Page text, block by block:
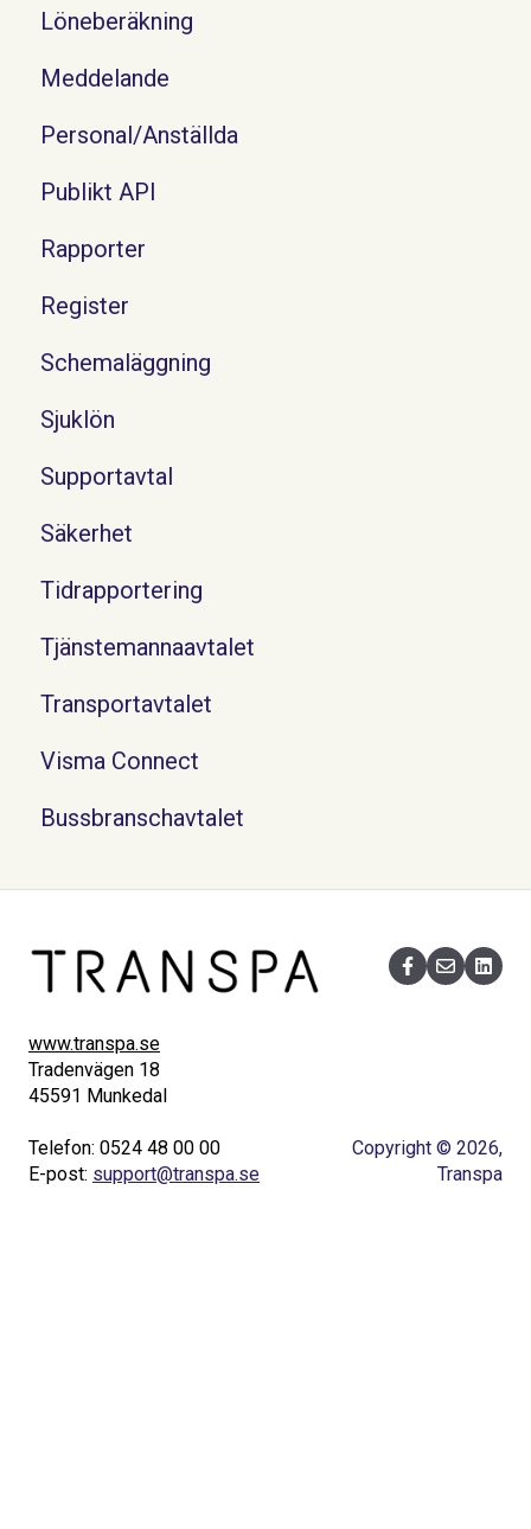
Löneberäkning
Meddelande
Personal/Anställda
Publikt API
Rapporter
Register
Schemaläggning
Sjuklön
Supportavtal
Säkerhet
Tidrapportering
Tjänstemannaavtalet
Transportavtalet
Visma Connect
Bussbranschavtalet
www.transpa.se
Tradenvägen 18
45591 Munkedal
Telefon: 0524 48 00 00
E-post: support@transpa.se
Copyright © 2026,
Transpa